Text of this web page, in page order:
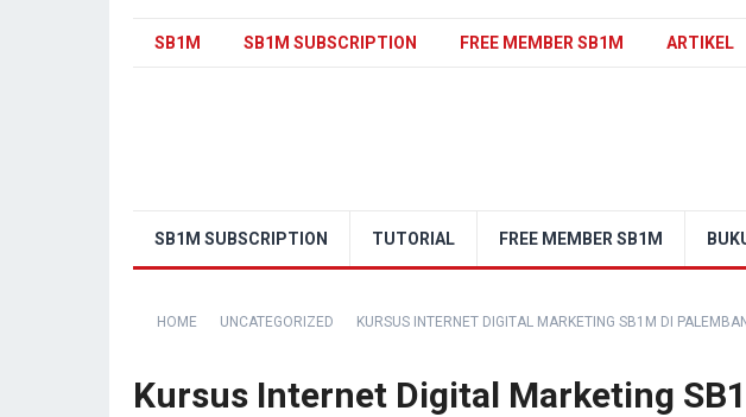
SB1M SB1M SUBSCRIPTION FREE MEMBER SB1M ARTIKEL
SB1M SUBSCRIPTION TUTORIAL FREE MEMBER SB1M
HOME UNCATEGORIZED KURSUS INTERNET DIGITAL MARKETING SB1M DI
Kursus Internet Digital Marketing